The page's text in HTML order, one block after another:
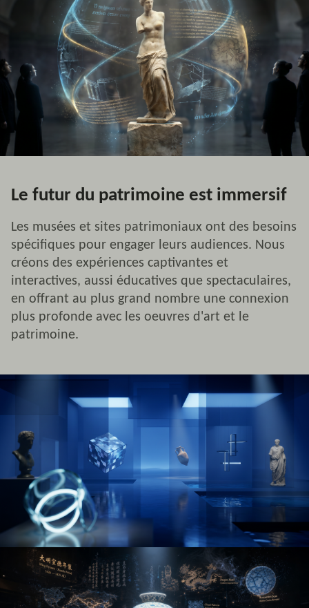
Le futur du patrimoine est immersif
Les musées et sites patrimoniaux ont des besoins
spécifiques pour engager leurs audiences. Nous
créons des expériences captivantes et
interactives, aussi éducatives que spectaculaires,
en offrant au plus grand nombre une connexion
plus profonde avec les oeuvres d'art et le
patrimoine.